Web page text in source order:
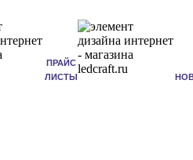
ПРАЙС
ЛИСТЫ